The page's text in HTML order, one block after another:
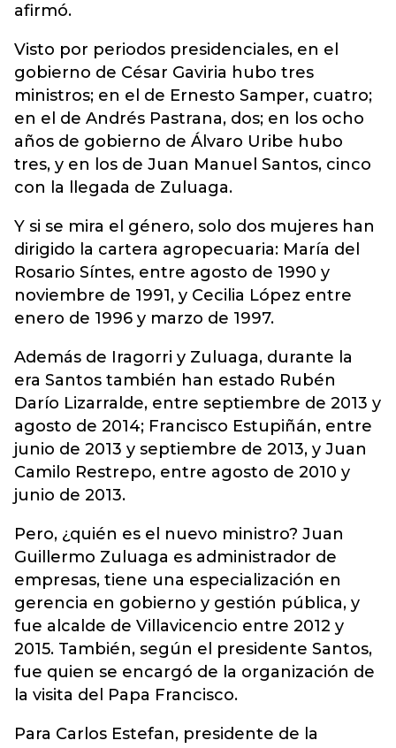
afirmó.
Visto por periodos presidenciales, en el
gobierno de César Gaviria hubo tres
ministros; en el de Ernesto Samper, cuatro;
en el de Andrés Pastrana, dos; en los ocho
años de gobierno de Álvaro Uribe hubo
tres, y en los de Juan Manuel Santos, cinco
con la llegada de Zuluaga.
Y si se mira el género, solo dos mujeres han
dirigido la cartera agropecuaria: María del
Rosario Síntes, entre agosto de 1990 y
noviembre de 1991, y Cecilia López entre
enero de 1996 y marzo de 1997.
Además de Iragorri y Zuluaga, durante la
era Santos también han estado Rubén
Darío Lizarralde, entre septiembre de 2013 y
agosto de 2014; Francisco Estupiñán, entre
junio de 2013 y septiembre de 2013, y Juan
Camilo Restrepo, entre agosto de 2010 y
junio de 2013.
Pero, ¿quién es el nuevo ministro? Juan
Guillermo Zuluaga es administrador de
empresas, tiene una especialización en
gerencia en gobierno y gestión pública, y
fue alcalde de Villavicencio entre 2012 y
2015. También, según el presidente Santos,
fue quien se encargó de la organización de
la visita del Papa Francisco.
Para Carlos Estefan, presidente de la